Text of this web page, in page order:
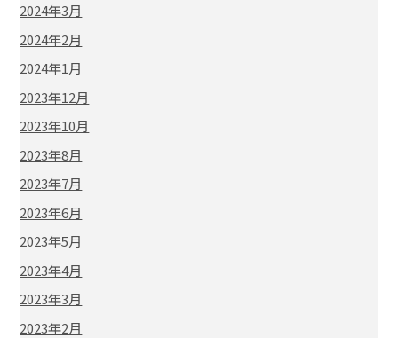
2024年3月
2024年2月
2024年1月
2023年12月
2023年10月
2023年8月
2023年7月
2023年6月
2023年5月
2023年4月
2023年3月
2023年2月